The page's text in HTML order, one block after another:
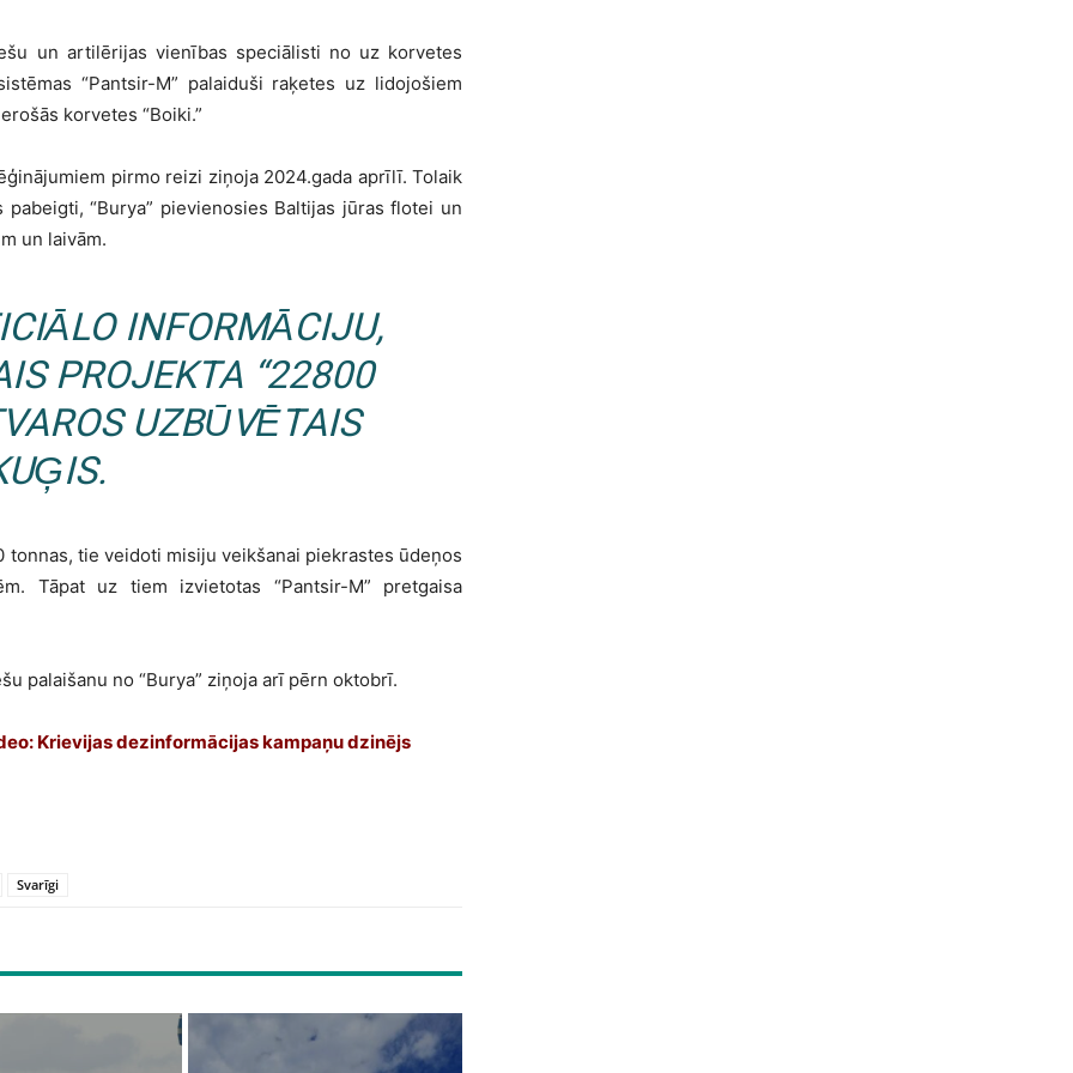
un artilērijas vienības speciālisti no uz korvetes
“Pantsir-M” palaiduši raķetes uz lidojošiem
korvetes “Boiki.”
pirmo reizi ziņoja 2024.gada aprīlī. Tolaik
“Burya” pievienosies Baltijas jūras flotei un
un laivām.
INFORMĀCIJU,
PROJEKTA “22800
UZBŪVĒTAIS
tie veidoti misiju veikšanai piekrastes ūdeņos
Tāpat uz tiem izvietotas “Pantsir-M” pretgaisa
palaišanu no “Burya” ziņoja arī pērn oktobrī.
Krievijas dezinformācijas kampaņu dzinējs
Svarīgi